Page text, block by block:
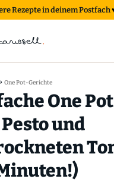
Rezepte in deinem Postfach
One Pot-Gerichte
One
und